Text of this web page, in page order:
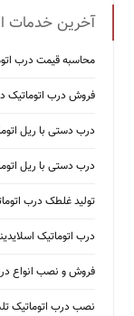
آخرین خدمات
محاسبه قیمت درب
فروش درب
درب دستی با ریل
درب دستی با ریل
تولید غلطک درب
درب اتوماتیک
فروش و نصب انواع
نصب درب اتوماتیک